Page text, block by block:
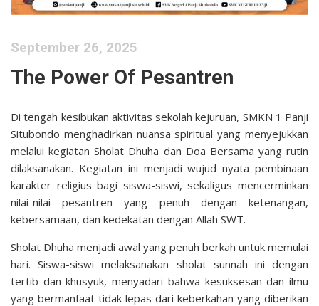
September 26, 2025
The Power Of Pesantren
Di tengah kesibukan aktivitas sekolah kejuruan, SMKN 1 Panji
Situbondo menghadirkan nuansa spiritual yang menyejukkan
melalui kegiatan Sholat Dhuha dan Doa Bersama yang rutin
dilaksanakan. Kegiatan ini menjadi wujud nyata pembinaan
karakter religius bagi siswa-siswi, sekaligus mencerminkan
nilai-nilai pesantren yang penuh dengan ketenangan,
kebersamaan, dan kedekatan dengan Allah SWT.
Sholat Dhuha menjadi awal yang penuh berkah untuk memulai
hari. Siswa-siswi melaksanakan sholat sunnah ini dengan
tertib dan khusyuk, menyadari bahwa kesuksesan dan ilmu
yang bermanfaat tidak lepas dari keberkahan yang diberikan